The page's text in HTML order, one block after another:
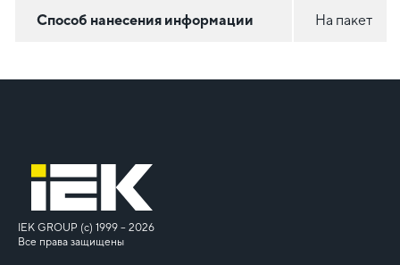
Способ нанесения информации На пакет
IEK GROUP (c) 1999 – 2026
Все права защищены